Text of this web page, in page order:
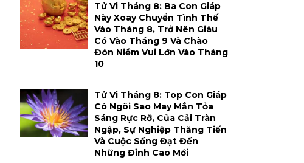
Tử Vi Tháng 8: Ba Con Giáp
Này Xoay Chuyển Tình Thế
Vào Tháng 8, Trở Nên Giàu
Có Vào Tháng 9 Và Chào
Đón Niềm Vui Lớn Vào Tháng
10
Tử Vi Tháng 8: Top Con Giáp
Có Ngôi Sao May Mắn Tỏa
Sáng Rực Rỡ, Của Cải Tràn
Ngập, Sự Nghiệp Thăng Tiến
Và Cuộc Sống Đạt Đến
Những Đỉnh Cao Mới